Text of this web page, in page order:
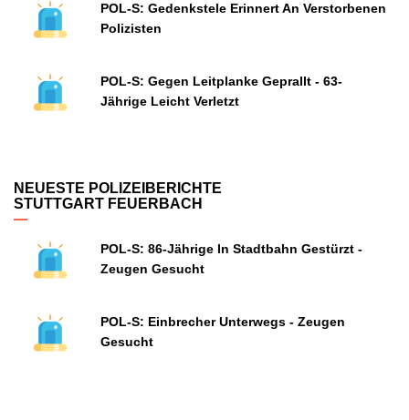
POL-S: Gedenkstele Erinnert An Verstorbenen
Polizisten
POL-S: Gegen Leitplanke Geprallt - 63-
Jährige Leicht Verletzt
NEUESTE POLIZEIBERICHTE
STUTTGART FEUERBACH
POL-S: 86-Jährige In Stadtbahn Gestürzt -
Zeugen Gesucht
POL-S: Einbrecher Unterwegs - Zeugen
Gesucht